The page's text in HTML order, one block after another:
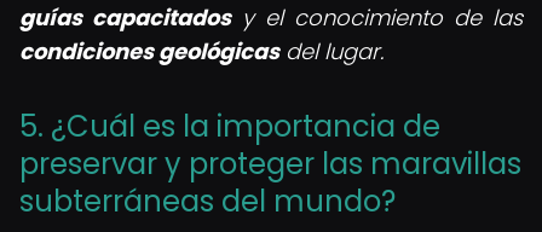
guías capacitadosy el conocimiento de las
condiciones geológicasdel lugar.
5. ¿Cuál es la importancia de
preservar y proteger las maravillas
subterráneas del mundo?